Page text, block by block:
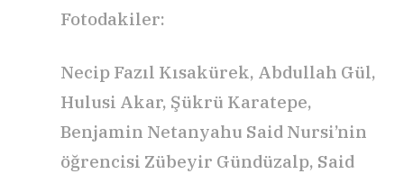
Fotodakiler:
Necip Fazıl Kısakürek, Abdullah Gül,
Hulusi Akar, Şükrü Karatepe,
Benjamin Netanyahu Said Nursi’nin
öğrencisi Zübeyir Gündüzalp, Said